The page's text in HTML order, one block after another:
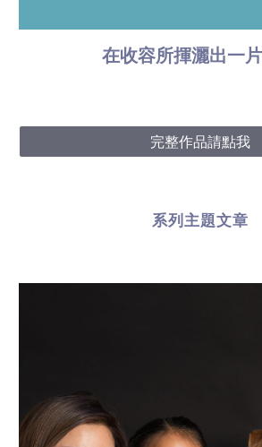
在收容所揮灑出一
完整作品請點我
系列主題文章